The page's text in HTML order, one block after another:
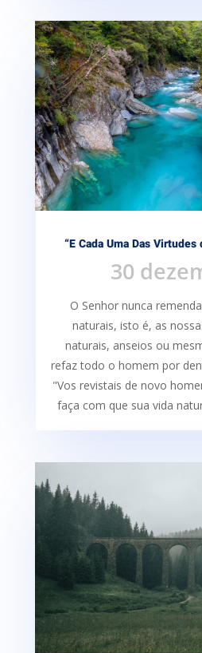
“E Cada Uma Das
30
O Senhor nunca
naturais, isto é, as
naturais, anseios ou
refaz todo o homem por
"Vos revistais de novo
faça com que sua vida